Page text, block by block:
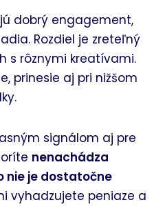
dobrý engagement,
Rozdiel je zreteľný
s rôznymi kreatívami.
prinesie aj pri nižšom
signálom aj pre
nenachádza
nie je dostatočne
vyhadzujete peniaze a